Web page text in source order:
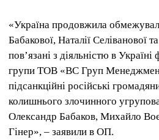
«Україна продовжила
Бабакової, Наталії Селіванової
пов’язані з діяльністю в
групи ТОВ «ВС Груп
підсанкційні російські
колишнього злочинного
Олександр Бабаков, Михайло
Гінер», – заявили в ОП.